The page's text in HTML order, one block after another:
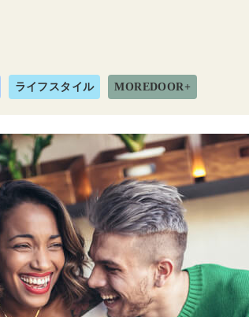
ライフスタイル MOREDOOR+